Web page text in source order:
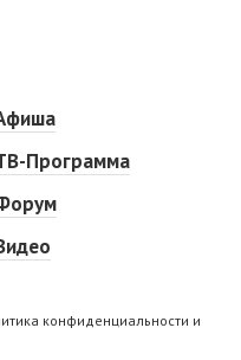
Программа
конфиденциальности и